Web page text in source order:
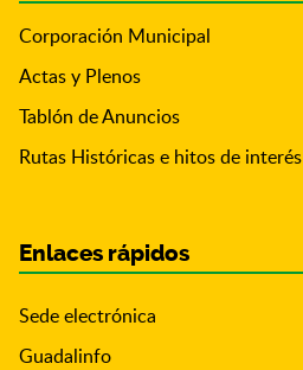
Corporación Municipal
Actas y Plenos
Tablón de Anuncios
Rutas Históricas e hitos de interés
Enlaces rápidos
Sede electrónica
Guadalinfo